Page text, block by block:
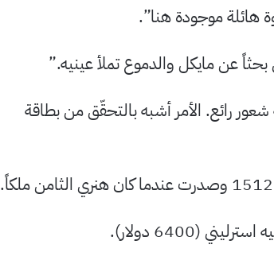
هائلة موجودة هنا”.
عن مايكل والدموع تملأ عينيه.”
رائع. الأمر أشبه بالتحقّق من بطاقة
(6400 دولار).